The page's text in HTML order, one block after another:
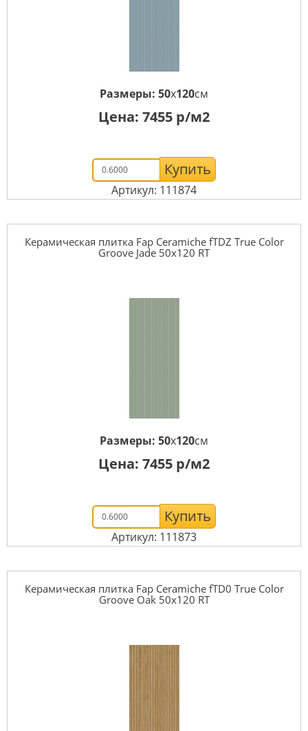
Размеры: 50x120см
Цена: 7455 р/м2
Купить
Артикул: 111874
Керамическая плитка Fap Ceramiche fTDZ True Color
Groove Jade 50x120 RT
Размеры: 50x120см
Цена: 7455 р/м2
Купить
Артикул: 111873
Керамическая плитка Fap Ceramiche fTD0 True Color
Groove Oak 50x120 RT